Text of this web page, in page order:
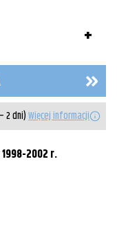
2 dni)Więcej informacji
1998-2002 r.